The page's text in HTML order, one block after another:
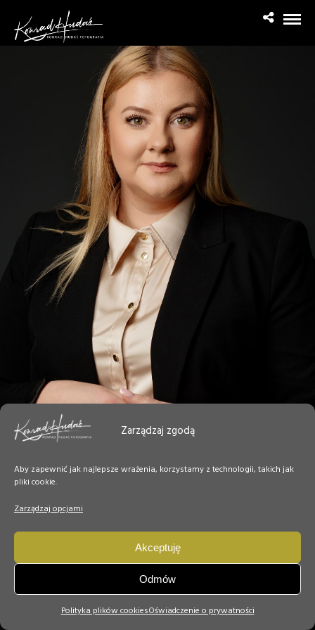
Zarządzaj zgodą
Aby zapewnić jak najlepsze wrażenia, korzystamy z technologii, takich jak
pliki cookie.
Zarządzaj opcjami
Akceptuję
Odmów
Polityka plików cookiesOświadczenie o prywatności